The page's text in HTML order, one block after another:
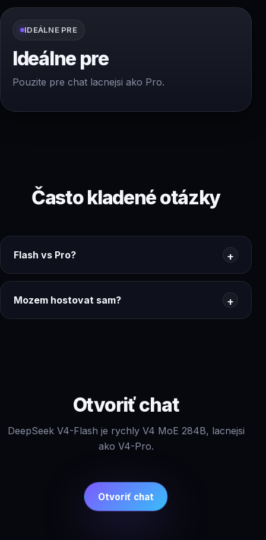
IDEÁLNE PRE
Ideálne pre
Pouzite pre chat lacnejsi ako Pro.
Často kladené otázky
Flash vs Pro?
Mozem hostovat sam?
Otvoriť chat
DeepSeek V4-Flash je rychly V4 MoE 284B, lacnejsi
ako V4-Pro.
Otvoriť chat